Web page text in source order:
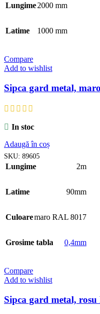
Lungime2000 mm
Latime 1000 mm
Compare
Add to wishlist
Sipca gard metal,
In stoc
Adaugă în coș
SKU: 89605
Lungime 2m
Latime 90mm
Culoaremaro RAL 8017
Grosime tabla 0,4mm
Compare
Add to wishlist
Sipca gard metal,